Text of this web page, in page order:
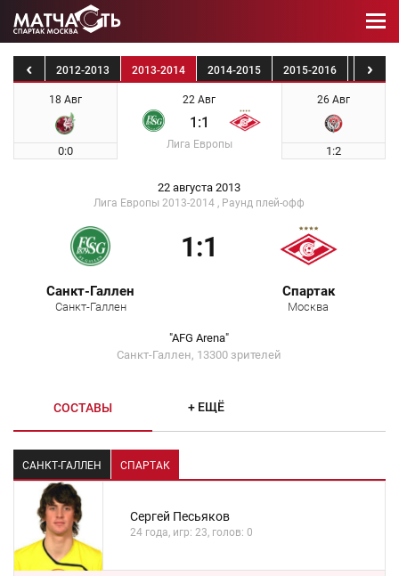
2012 2012-2013 2013-2014 2014-2015 2015-2016 2016-
18 Авг
0:0
22 Авг
1:1
Лига Европы
26 Авг
1:2
22 августа 2013
Лига Европы 2013-2014 , Раунд плей-офф
Санкт-Галлен
Санкт-Галлен
1:1
Спартак
Москва
"AFG Arena"
Санкт-Галлен, 13300 зрителей
СОСТАВЫ + ЕЩЁ
САНКТ-ГАЛЛЕН СПАРТАК
Сергей Песьяков
24 года, игр: 23, голов: 0